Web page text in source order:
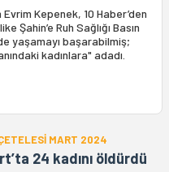
Kepenek, 10 Haber’den
Şahin’e Ruh Sağlığı Basın
yaşamayı başarabilmiş;
kadınlara" adadı.
MART 2024
24 kadını öldürdü